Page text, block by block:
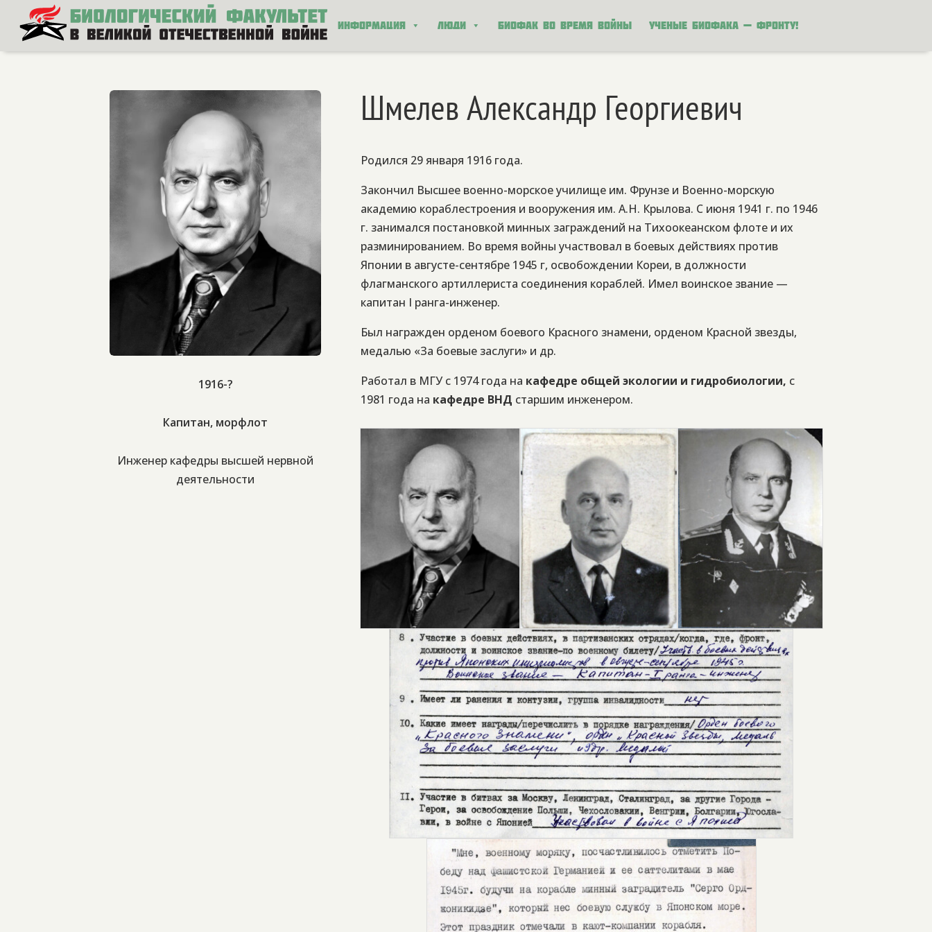
Информация Люди Биофак во время войны Ученые биофака — фронту!
1916-?
Капитан, морфлот
Инженер кафедры высшей нервной
деятельности
Шмелев Александр Георгиевич
Родился 29 января 1916 года.
Закончил Высшее военно-морское училище им. Фрунзе и Военно-морскую
академию кораблестроения и вооружения им. А.Н. Крылова. С июня 1941 г. по 1946
г. занимался постановкой минных заграждений на Тихоокеанском флоте и их
разминированием. Во время войны участвовал в боевых действиях против
Японии в августе-сентябре 1945 г, освобождении Кореи, в должности
флагманского артиллериста соединения кораблей. Имел воинское звание —
капитан I ранга-инженер.
Был награжден орденом боевого Красного знамени, орденом Красной звезды,
медалью «За боевые заслуги» и др.
Работал в МГУ с 1974 года на кафедре общей экологии и гидробиологии, с
1981 года на кафедре ВНД старшим инженером.